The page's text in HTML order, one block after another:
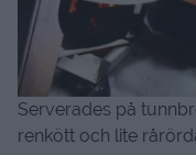
Serverades på
renkött och lite